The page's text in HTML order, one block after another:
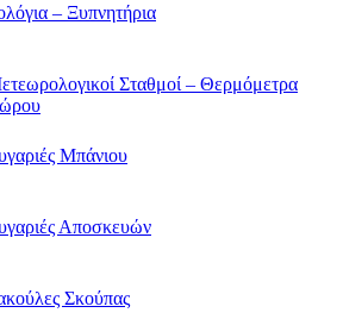
– Ξυπνητήρια
Σταθμοί – Θερμόμετρα
Μπάνιου
Αποσκευών
Σκούπας